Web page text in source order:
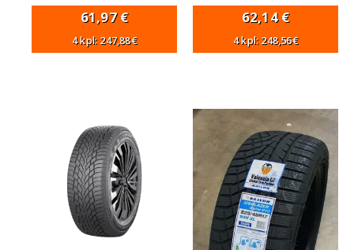
61,97€
4 kpl: 247,88€
62,14€
4 kpl: 248,56€